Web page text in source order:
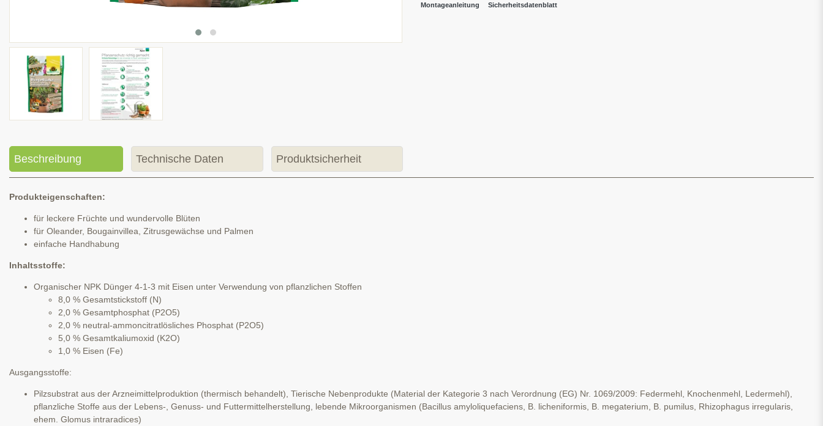
Montageanleitung Sicherheitsdatenblatt
Beschreibung Technische Daten Produktsicherheit
Produkteigenschaften:
für leckere Früchte und wundervolle Blüten
für Oleander, Bougainvillea, Zitrusgewächse und Palmen
einfache Handhabung
Inhaltsstoffe:
Organischer NPK Dünger 4-1-3 mit Eisen unter Verwendung von pflanzlichen Stoffen
8,0 % Gesamtstickstoff (N)
2,0 % Gesamtphosphat (P2O5)
2,0 % neutral-ammoncitratlösliches Phosphat (P2O5)
5,0 % Gesamtkaliumoxid (K2O)
1,0 % Eisen (Fe)
Ausgangsstoffe:
Pilzsubstrat aus der Arzneimittelproduktion (thermisch behandelt), Tierische Nebenprodukte (Material der Kategorie 3 nach Verordnung (EG) Nr. 1069/2009: Federmehl, Knochenmehl, Ledermehl),
pflanzliche Stoffe aus der Lebens-, Genuss- und Futtermittelherstellung, lebende Mikroorganismen (Bacillus amyloliquefaciens, B. licheniformis, B. megaterium, B. pumilus, Rhizophagus irregularis,
ehem. Glomus intraradices)